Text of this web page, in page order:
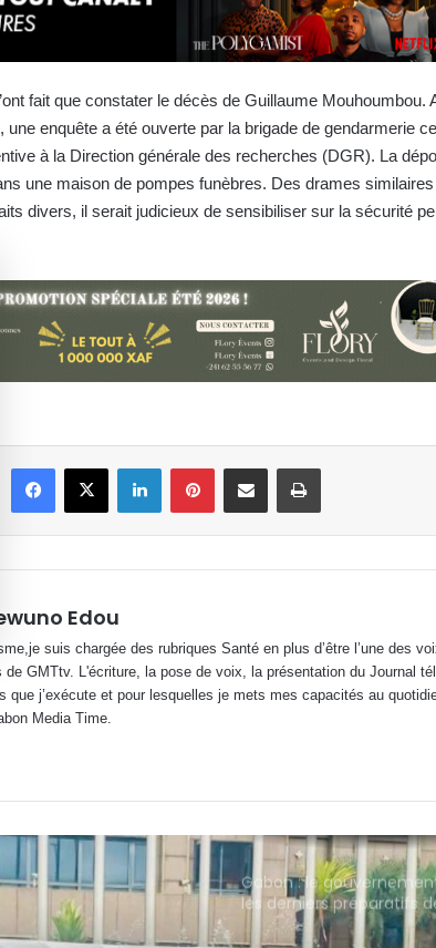
fait que constater le décès de Guillaume Mouhoumbou.
enquête a été ouverte par la brigade de gendarmerie
à la Direction générale des recherches (DGR). La
une maison de pompes funèbres. Des drames
divers, il serait judicieux de sensibiliser sur la sécurité
FacebookX LinkedinPinterestPartager par email Imprimer
Edou
suis chargée des rubriques Santé en plus d’être l’une des
de GMTtv. L'écriture, la pose de voix, la présentation du Journal
que j’exécute et pour lesquelles je mets mes capacités au
Media Time.
Jeux du Commonwealth
judokate Marthe
sauve l’honneur du
une médaille de bronze
SMAM 2026 :
Libreville : le gaz butane
disponible après plusieurs
AGASA : fermeture
restaurant de rue à
les derniers préparatifs
Gabon : Libreville hôte de
sur la protection des